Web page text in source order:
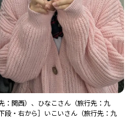
：関西）、ひなこさん（旅行先：九
・右から］いこいさん（旅行先：九